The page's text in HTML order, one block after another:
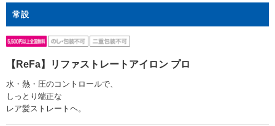
常設
【ReFa】リファストレートアイロン プロ
水・熱・圧のコントロールで、
しっとり端正な
レア髪ストレートヘ。